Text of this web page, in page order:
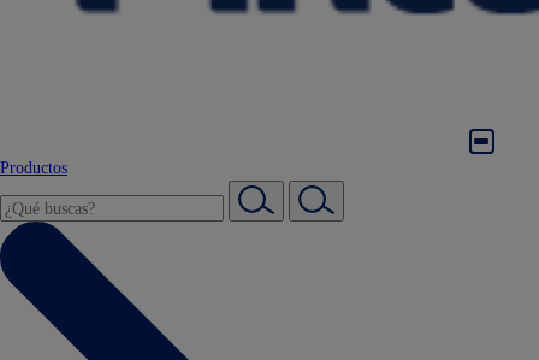
Productos